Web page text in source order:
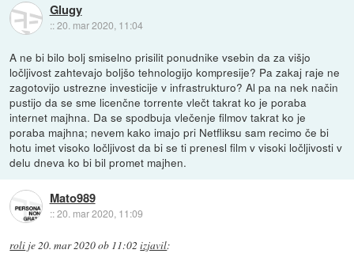
Glugy
::20. mar 2020, 11:04
A ne bi bilo bolj smiselno prisilit ponudnike vsebin da za višjo
ločljivost zahtevajo boljšo tehnologijo kompresije? Pa zakaj raje ne
zagotovijo ustrezne investicije v infrastrukturo? Al pa na nek način
pustijo da se sme licenčne torrente vlečt takrat ko je poraba
internet majhna. Da se spodbuja vlečenje filmov takrat ko je
poraba majhna; nevem kako imajo pri Netfliksu sam recimo če bi
hotu imet visoko ločljivost da bi se ti prenesl film v visoki ločljivosti v
delu dneva ko bi bil promet majhen.
Mato989
::20. mar 2020, 11:09
roli je20. mar 2020 ob 11:02 izjavil: